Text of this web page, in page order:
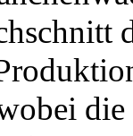
die